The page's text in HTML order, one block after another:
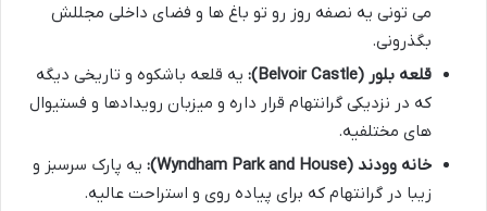
می تونی یه نصفه روز رو تو باغ ها و فضای داخلی مجللش
بگذرونی.
قلعه بلور (Belvoir Castle):
یه قلعه باشکوه و تاریخی دیگه
که در نزدیکی گرانتهام قرار داره و میزبان رویدادها و فستیوال
های مختلفیه.
خانه وودند (Wyndham Park and House):
یه پارک سرسبز و
زیبا در گرانتهام که برای پیاده روی و استراحت عالیه.